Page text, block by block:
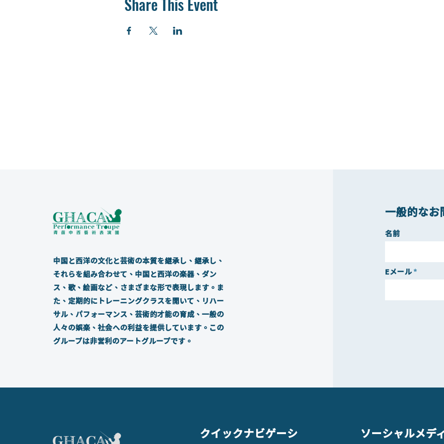
中国と西洋の文化と芸術の本質を継承し、継承し、
それらを組み合わせて、中国と西洋の楽器、ダン
ス、歌、絵画など、さまざまな形で表現します。ま
た、定期的にトレーニングクラスを開いて、リハー
サル、パフォーマンス、芸術的才能の育成、一般の
人々の娯楽、社会への利益を提供しています。この
グループは非営利のアートグループです。
一般的なお
名前
Eメール
クイックナビゲーシ
ソーシャルメデ